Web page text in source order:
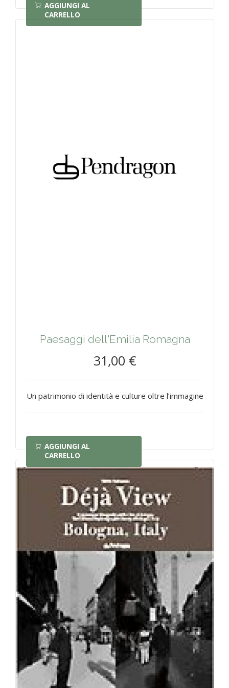
AGGIUNGI AL
CARRELLO
Paesaggi dell'Emilia Romagna
31,00 €
Un patrimonio di identità e culture oltre l’immagine
AGGIUNGI AL
CARRELLO